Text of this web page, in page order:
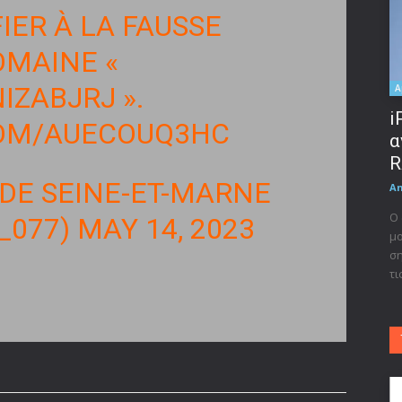
À LA FAUSSE
«
».
AUECOUQ3HC
SEINE-ET-MARNE
MAY 14, 2023
Ο